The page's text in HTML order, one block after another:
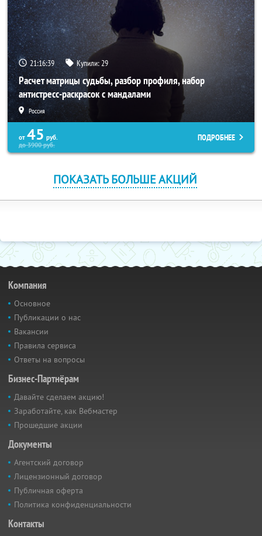
21:16:38 Купили:29
Расчет матрицы судьбы, разбор профиля, набор
антистресс-раскрасок с мандалами
Россия
от 45 руб.
до3900руб.
ПОДРОБНЕЕ
ПОКАЗАТЬ БОЛЬШЕ АКЦИЙ
Компания
Основное
Публикации о нас
Вакансии
Правила сервиса
Ответы на вопросы
Бизнес-Партнёрам
Давайте сделаем акцию!
Заработайте, как Вебмастер
Прошедшие акции
Документы
Агентский договор
Лицензионный договор
Публичная оферта
Политика конфиденциальности
Контакты